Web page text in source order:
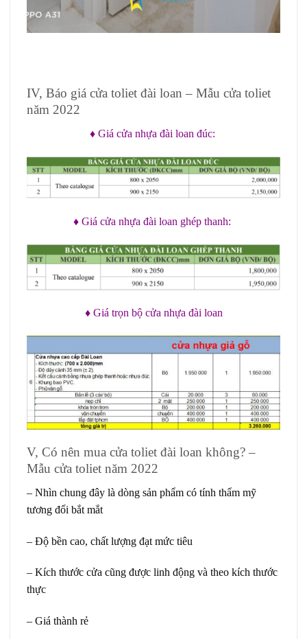
IV, Báo giá cửa toliet đài loan – Mẫu cửa toliet
năm 2022
♦ Giá cửa nhựa đài loan đúc:
♦ Giá cửa nhựa đài loan ghép thanh:
♦ Giá trọn bộ cửa nhựa đài loan
V, Có nên mua cửa toliet đài loan không? –
Mẫu cửa toliet năm 2022
– Nhìn chung đây là dòng sản phẩm có tính thẩm mỹ
tương đối bắt mắt
– Độ bền cao, chất lượng đạt mức tiêu
– Kích thước cửa cũng được linh động và theo kích thước
thực
– Giá thành rẻ